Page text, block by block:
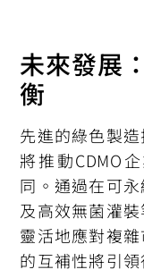
未來發展
衡
先進的綠色製
將推動CDMO
同。通過在可
及高效無菌灌
靈活地應對複
的互補性將引